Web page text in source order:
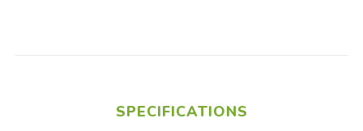
SPECIFICATIONS